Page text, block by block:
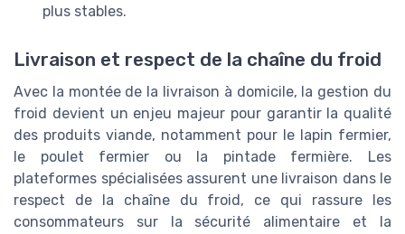
plus stables.
Livraison et respect de la chaîne du froid
Avec la montée de la livraison à domicile, la gestion du
froid devient un enjeu majeur pour garantir la qualité
des produits viande, notamment pour le lapin fermier,
le poulet fermier ou la pintade fermière. Les
plateformes spécialisées assurent une livraison dans le
respect de la chaîne du froid, ce qui rassure les
consommateurs sur la sécurité alimentaire et la